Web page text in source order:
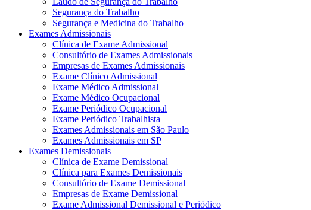
Segurança do Trabalho
Segurança e Medicina do Trabalho
Exames Admissionais
Clínica de Exame Admissional
Consultório de Exames Admissionais
Empresas de Exames Admissionais
Exame Clínico Admissional
Exame Médico Admissional
Exame Médico Ocupacional
Exame Periódico Ocupacional
Exame Periódico Trabalhista
Exames Admissionais em São Paulo
Exames Admissionais em SP
Exames Demissionais
Clínica de Exame Demissional
Clínica para Exames Demissionais
Consultório de Exame Demissional
Empresas de Exame Demissional
Exame Admissional Demissional e Periódico